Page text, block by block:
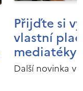
Přijďte si
vlastní
mediatéky
Další novinka v